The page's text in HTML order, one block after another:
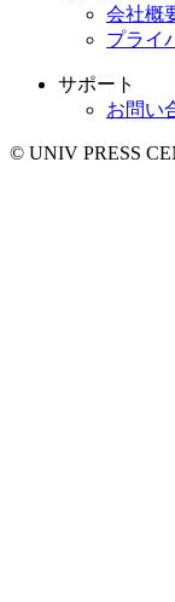
会社概
プライ
サポート
お問い
© UNIV PRESS